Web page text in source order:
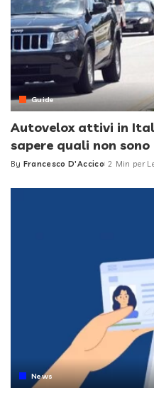
Guide
Autovelox attivi in
sapere quali non
Posted
By Francesco D'Accico 2 Min per
News